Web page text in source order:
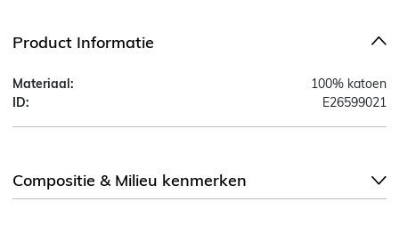
Product Informatie
Materiaal:
100% katoen
ID:
E26599021
Compositie & Milieu kenmerken